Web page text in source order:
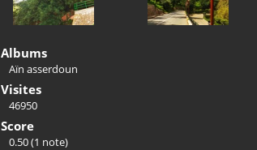
Albums
Aïn asserdoun
Visites
46950
Score
0.50(1 note)